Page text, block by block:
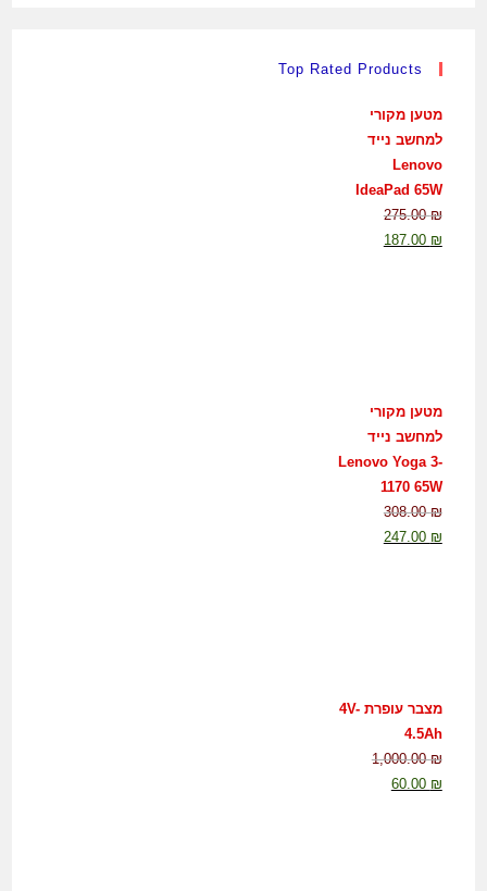
Top Rated Products
מטען מקורי
למחשב נייד
Lenovo
IdeaPad 65W
275.00₪
187.00 ₪
מטען מקורי
למחשב נייד
Lenovo Yoga 3-
1170 65W
308.00₪
247.00 ₪
מצבר עופרת 4V-
4.5Ah
1,000.00₪
60.00 ₪